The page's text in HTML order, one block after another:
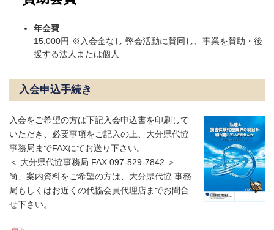
年会費
15,000円 ※入会金なし 弊会活動に賛同し、事業を賛助・後
援する法人または個人
入会申込手続き
入会をご希望の方は下記入会申込書を印刷して
いただき、必要事項をご記入の上、大分県代協
事務局までFAXにてお送り下さい。
＜ 大分県代協事務局 FAX 097-529-7842 ＞
尚、案内資料をご希望の方は、大分県代協 事務
局もしくはお近くの代協会員代理店までお問合
せ下さい。